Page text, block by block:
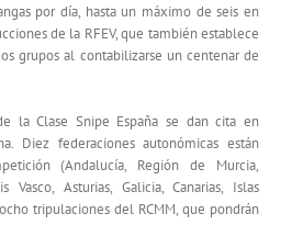
por día, hasta un máximo de seis en
de la RFEV, que también establece
grupos al contabilizarse un centenar de
la Clase Snipe España se dan cita en
Diez federaciones autonómicas están
(Andalucía, Región de Murcia,
Vasco, Asturias, Galicia, Canarias, Islas
tripulaciones del RCMM, que pondrán